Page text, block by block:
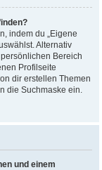
indem du „Eigene
Alternativ
Bereich
Profilseite
dir erstellen Themen
die Suchmaske ein.
und einem